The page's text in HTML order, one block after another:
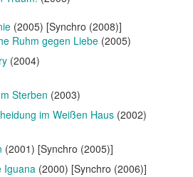
(2005) [Synchro (2008)]
Ruhm gegen Liebe (2005)
(2004)
Sterben (2003)
im Weißen Haus (2002)
(2001) [Synchro (2005)]
Iguana (2000) [Synchro (2006)]